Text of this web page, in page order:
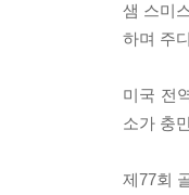
샘 스미
하며 주
미국 전
소가 충
제77회